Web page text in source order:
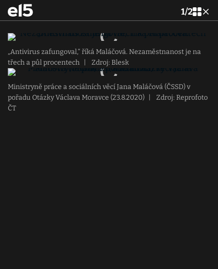
1/2
„Antivirus zafungoval,“ říká Maláčová. Nezaměstnanost je na
třech a půl procentech
Zdroj: Blesk
Ministryně práce a sociálních věcí Jana Maláčová (ČSSD) v
pořadu Otázky Václava Moravce (23.8.2020)
Zdroj: Reprofoto
ČT